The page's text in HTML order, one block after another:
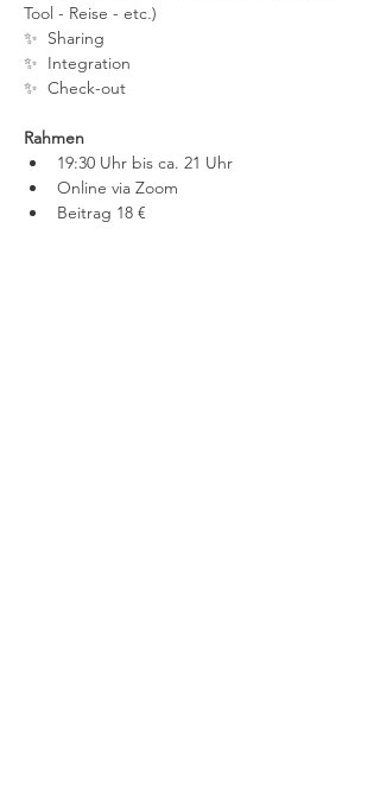
Tool - Reise - etc.)
✨  Sharing
✨  Integration
✨  Check-out
Rahmen
19:30 Uhr bis ca. 21 Uhr
Online via Zoom
Beitrag 18 €